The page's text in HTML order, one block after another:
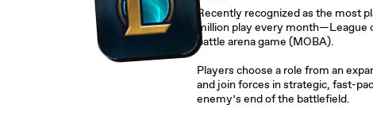
Recently recognized as the most
million play every
battle arena game (MOBA).
Players choose a role from an
and join forces in strategic, fast-
enemy’s end of the battlefield.